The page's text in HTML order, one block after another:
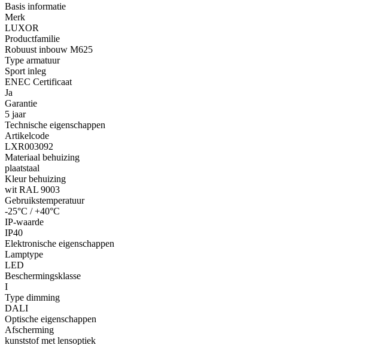
Basis informatie
Merk
LUXOR
Productfamilie
Robuust inbouw M625
Type armatuur
Sport inleg
ENEC Certificaat
Ja
Garantie
5 jaar
Technische eigenschappen
Artikelcode
LXR003092
Materiaal behuizing
plaatstaal
Kleur behuizing
wit RAL 9003
Gebruikstemperatuur
-25°C / +40°C
IP-waarde
IP40
Elektronische eigenschappen
Lamptype
LED
Beschermingsklasse
I
Type dimming
DALI
Optische eigenschappen
Afscherming
kunststof met lensoptiek